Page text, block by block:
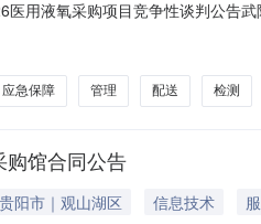
医用液氧采购项目竞争性谈判公告
限：收到通知后48小时内。（3）
认的送货
应急保障 管理 配送 检测
购馆合同公告
阳市｜观山湖区 信息技术